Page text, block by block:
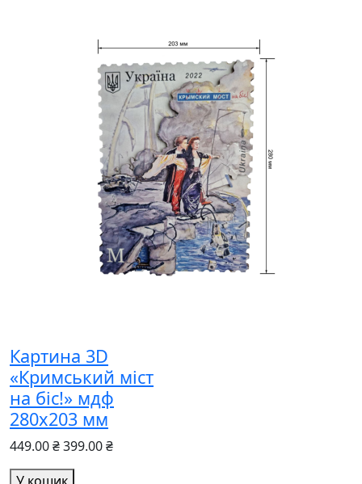
Картина 3D
«Кримський міст
на біс!» мдф
280х203 мм
449.00 ₴399.00 ₴